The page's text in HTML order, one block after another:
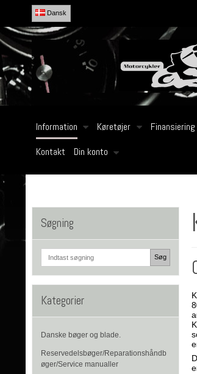
Dansk
Information Køretøjer Finansiering
Kontakt
Din konto
Søgning
Søg
Kategorier
Danske bøger og blade.
Reservedelsbøger/Reparationshåndb
øger/Service manualler